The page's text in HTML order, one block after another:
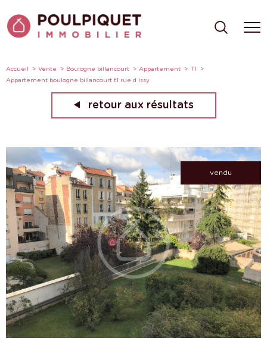
Accueil Vente Boulogne billancourt Appartement
T1
Appartement boulogne billancourt t1 rue d issy
retour aux résultats
vendu